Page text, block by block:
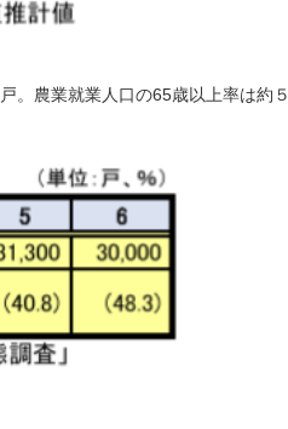
。農業就業人口の65歳以上率は約５